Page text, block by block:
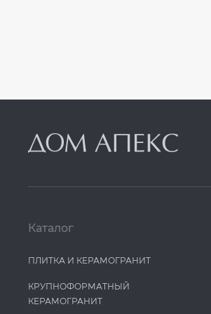
Каталог
ПЛИТКА И КЕРАМОГРАНИТ
КРУПНОФОРМАТНЫЙ
КЕРАМОГРАНИТ